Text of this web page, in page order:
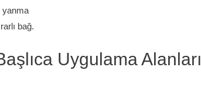
yanma
bağ.
Uygulama Alanları